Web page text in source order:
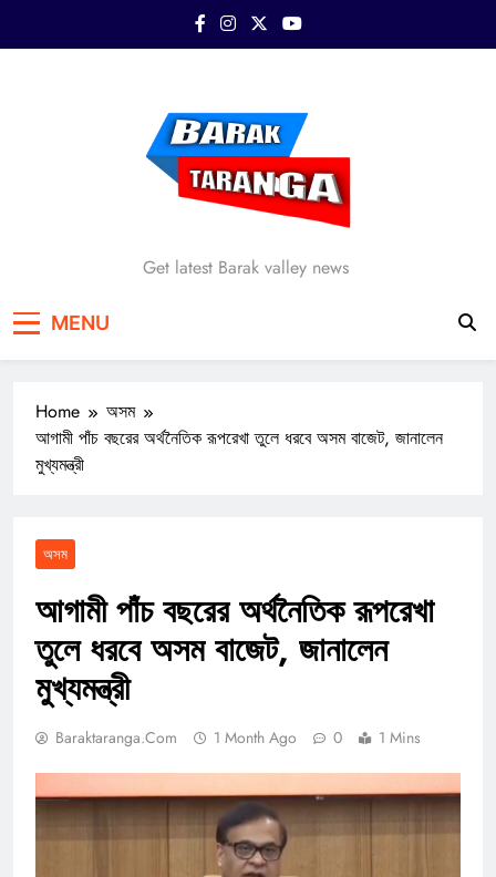
Barak Taranga
Get latest Barak valley news
MENU
Home
অসম
আগামী পাঁচ বছরের অর্থনৈতিক রূপরেখা তুলে ধরবে অসম বাজেট, জানালেন
মুখ্যমন্ত্রী
অসম
আগামী পাঁচ বছরের অর্থনৈতিক রূপরেখা
তুলে ধরবে অসম বাজেট, জানালেন
মুখ্যমন্ত্রী
Baraktaranga.com 1 Month Ago 0 1 Mins